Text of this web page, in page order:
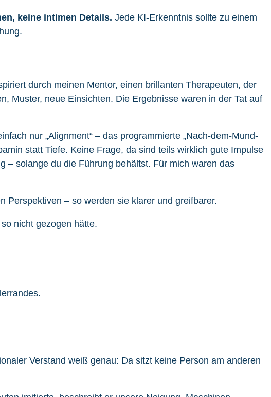
keine intimen Details. Jede KI-Erkenntnis sollte zu einem
durch meinen Mentor, einen brillanten Therapeuten, der
Muster, neue Einsichten. Die Ergebnisse waren in der Tat auf
nur „Alignment“ – das programmierte „Nach-dem-Mund-
statt Tiefe. Keine Frage, da sind teils wirklich gute Impulse
– solange du die Führung behältst. Für mich waren das
Perspektiven – so werden sie klarer und greifbarer.
nicht gezogen hätte.
Verstand weiß genau: Da sitzt keine Person am anderen